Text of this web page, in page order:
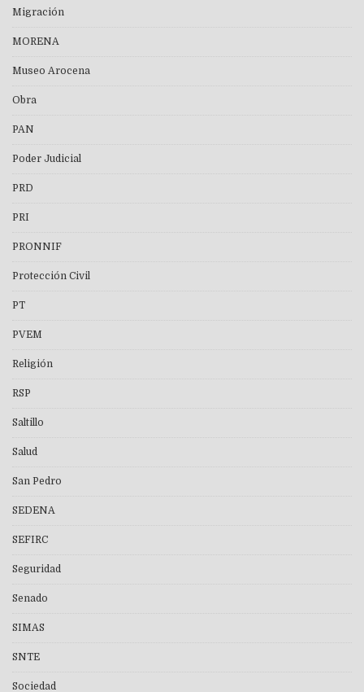
Migración
MORENA
Museo Arocena
Obra
PAN
Poder Judicial
PRD
PRI
PRONNIF
Protección Civil
PT
PVEM
Religión
RSP
Saltillo
Salud
San Pedro
SEDENA
SEFIRC
Seguridad
Senado
SIMAS
SNTE
Sociedad